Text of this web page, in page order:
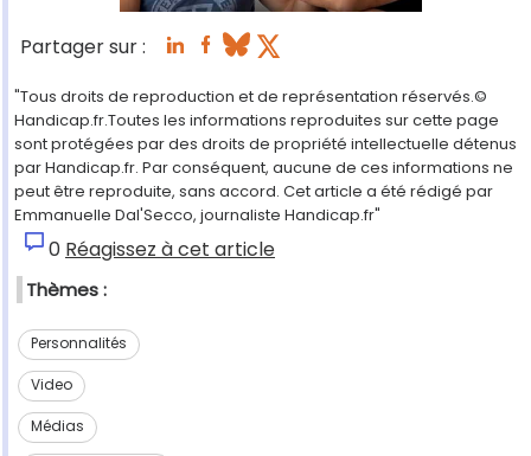
Partager sur :
"Tous droits de reproduction et de représentation réservés.©
Handicap.fr.Toutes les informations reproduites sur cette page
sont protégées par des droits de propriété intellectuelle détenus
par Handicap.fr. Par conséquent, aucune de ces informations ne
peut être reproduite, sans accord. Cet article a été rédigé par
Emmanuelle Dal'Secco, journaliste Handicap.fr"
0 Réagissez à cet article
Thèmes :
Personnalités
Video
Médias